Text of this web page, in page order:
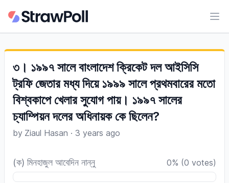
৩। ১৯৯৭ সালে বাংলাদেশ ক্রিকেট দল আইসিসি
ট্রফি জেতার মধ্য দিয়ে ১৯৯৯ সালে প্রথমবারের মতো
বিশ্বকাপে খেলার সুযোগ পায়। ১৯৯৭ সালের
চ্যাম্পিয়ন দলের অধিনায়ক কে ছিলেন?
by Ziaul Hasan · 3 years ago
(ক) মিনহাজুল আবেদিন নান্নু 0% (0 votes)